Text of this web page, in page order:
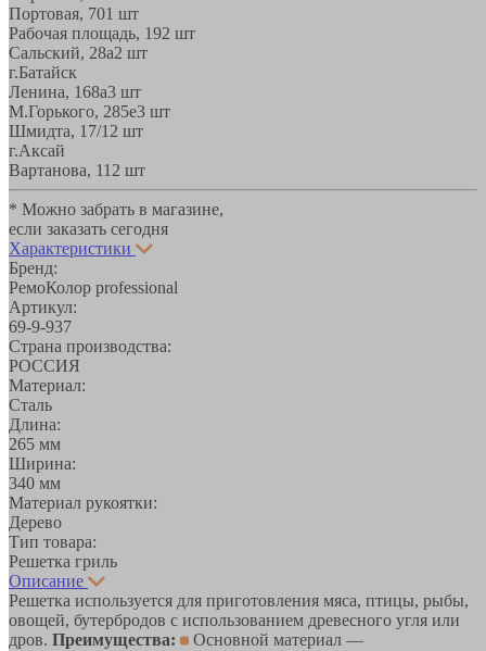
Портовая, 701 шт
Рабочая площадь, 192 шт
Сальский, 28a2 шт
г.Батайск
Ленина, 168а3 шт
М.Горького, 285е3 шт
Шмидта, 17/1 2 шт
г.Аксай
Вартанова, 11 2 шт
* Можно забрать в магазине,
если заказать сегодня
Характеристики
Бренд:
РемоКолор professional
Артикул:
69-9-937
Страна производства:
РОССИЯ
Материал:
Сталь
Длина:
265 мм
Ширина:
340 мм
Материал рукоятки:
Дерево
Тип товара:
Решетка гриль
Описание
Решетка используется для приготовления мяса, птицы, рыбы,
овощей, бутербродов с использованием древесного угля или
дров. Преимущества:
Основной материал —